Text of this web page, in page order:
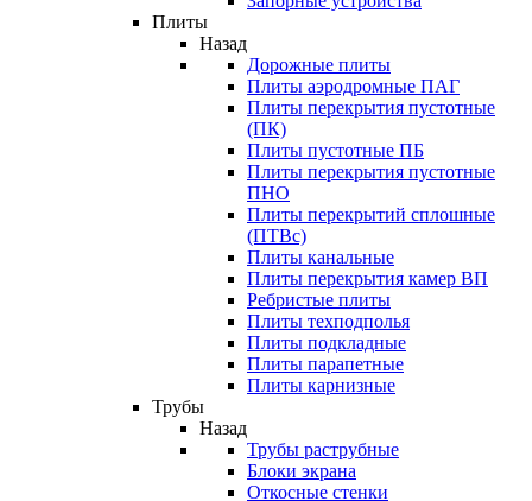
Плиты
Назад
Дорожные плиты
Плиты аэродромные ПАГ
Плиты перекрытия пустотные
(ПК)
Плиты пустотные ПБ
Плиты перекрытия пустотные
ПНО
Плиты перекрытий сплошные
(ПТВс)
Плиты канальные
Плиты перекрытия камер ВП
Ребристые плиты
Плиты техподполья
Плиты подкладные
Плиты парапетные
Плиты карнизные
Трубы
Назад
Трубы раструбные
Блоки экрана
Откосные стенки